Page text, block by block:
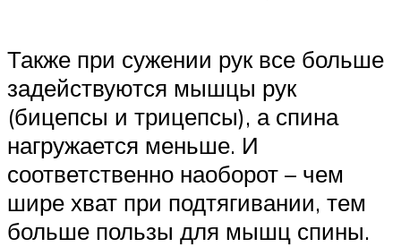
Также при сужении рук все больше
задействуются мышцы рук
(бицепсы и трицепсы), а спина
нагружается меньше. И
соответственно наоборот – чем
шире хват при подтягивании, тем
больше пользы для мышц спины.